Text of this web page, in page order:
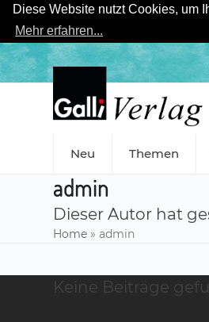
Diese Website nutzt Cookies, um
Mehr erfahren...
Skip
content
Neu Themen
admin
Dieser Autor hat
Home »admin
Keine Beiträge